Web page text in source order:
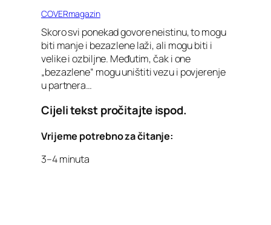
COVERmagazin
Skoro svi ponekad govore neistinu, to mogu
biti manje i bezazlene laži, ali mogu biti i
velike i ozbiljne. Međutim, čak i one
„bezazlene“ mogu uništiti vezu i povjerenje
u partnera…
Cijeli tekst pročitajte ispod.
Vrijeme potrebno za čitanje:
3–4 minuta